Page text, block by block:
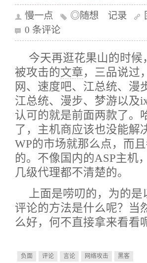
慢一点 ◎随想 记录
0 条评论
今天再逛花果山的时
被攻击的文章 ，三品说过
网、速度吧、江总统、漫
江总统、漫步、梦游以及
认可的就是前面两款了。
了，主机商应该也没能解
WP的市场就那么点，而
的。不像国内的ASP主机
几级代理都不清楚的。
上面是唠叨的，为的
评论的方法是什么呢？当
么好，何不直接拿来看看
负面 评论 言论 网络攻击 黑客